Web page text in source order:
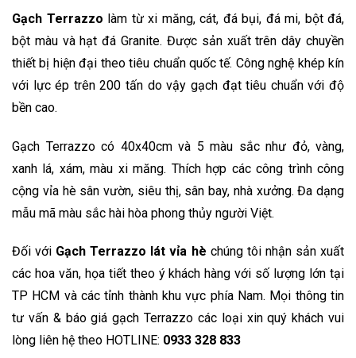
Gạch Terrazzo làm từ xi măng, cát, đá bụi, đá mi, bột đá,
bột màu và hạt đá Granite. Được sản xuất trên dây chuyền
thiết bị hiện đại theo tiêu chuẩn quốc tế. Công nghệ khép kín
với lực ép trên 200 tấn do vậy gạch đạt tiêu chuẩn với độ
bền cao.
Gạch Terrazzo có 40x40cm và 5 màu sắc như đỏ, vàng,
xanh lá, xám, màu xi măng. Thích hợp các công trình công
cộng vỉa hè sân vườn, siêu thị, sân bay, nhà xưởng. Đa dạng
mẫu mã màu sắc hài hòa phong thủy người Việt.
Đối với Gạch Terrazzo lát vỉa hè chúng tôi nhận sản xuất
các hoa văn, họa tiết theo ý khách hàng với số lượng lớn tại
TP HCM và các tỉnh thành khu vực phía Nam. Mọi thông tin
tư vấn & báo giá gạch Terrazzo các loại xin quý khách vui
lòng liên hệ theo HOTLINE: 0933 328 833